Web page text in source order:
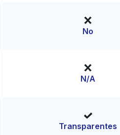
No
N/A
Transparentes